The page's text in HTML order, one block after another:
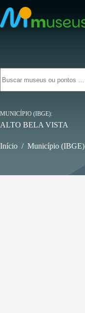
para
o
conteúdo
resultados
MUNICÍPIO (IBGE)
ALTO BELA VISTA
Início / Município (IBGE)